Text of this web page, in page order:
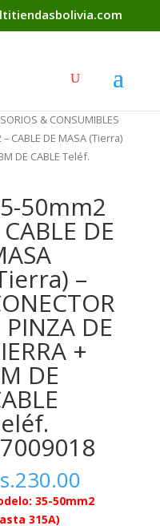
& CONSUMIBLES
CABLE DE MASA (Tierra)
DE CABLE Teléf.
50mm2
DE
–
PINZA DE
+
DE
230.00
35-50mm2
315A)